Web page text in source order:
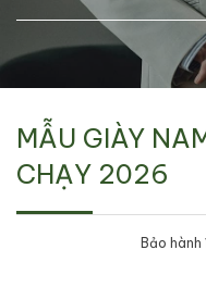
MẪU GIÀY
CHẠY 2026
Bảo hành